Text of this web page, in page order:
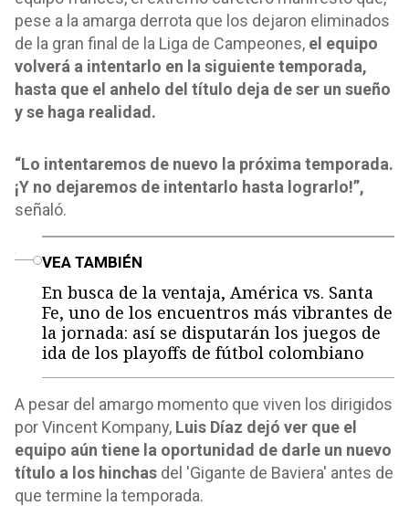
pese a la amarga derrota que los dejaron eliminados
de la gran final de la Liga de Campeones, el equipo
volverá a intentarlo en la siguiente temporada,
hasta que el anhelo del título deja de ser un sueño
y se haga realidad.
“Lo intentaremos de nuevo la próxima temporada.
¡Y no dejaremos de intentarlo hasta lograrlo!”,
señaló.
VEA TAMBIÉN
En busca de la ventaja, América vs. Santa
Fe, uno de los encuentros más vibrantes de
la jornada: así se disputarán los juegos de
ida de los playoffs de fútbol colombiano
A pesar del amargo momento que viven los dirigidos
por Vincent Kompany, Luis Díaz dejó ver que el
equipo aún tiene la oportunidad de darle un nuevo
título a los hinchas del 'Gigante de Baviera' antes de
que termine la temporada.